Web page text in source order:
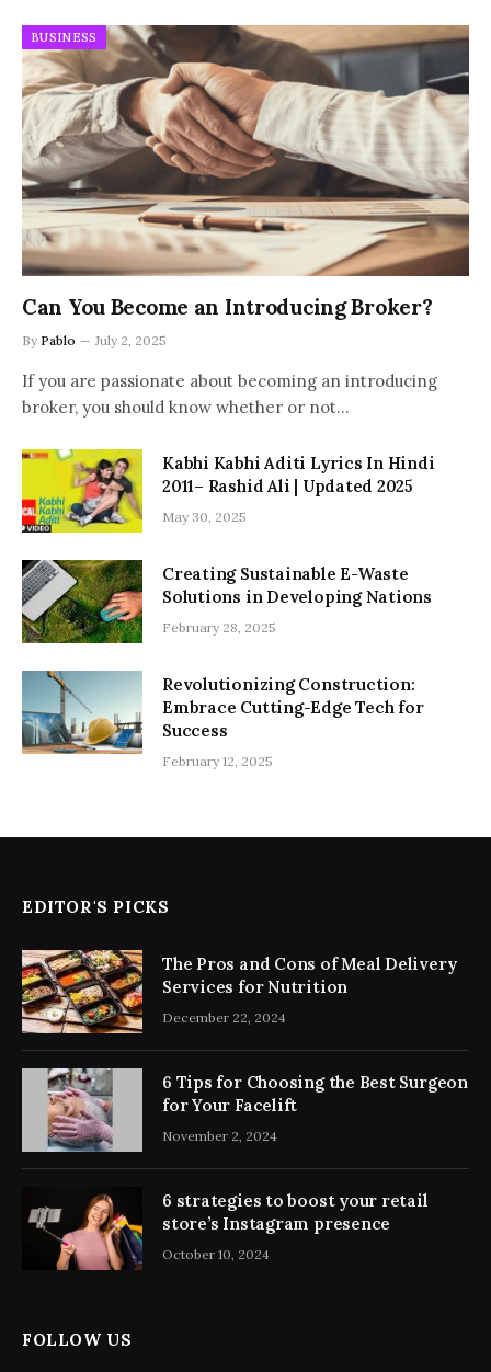
BUSINESS
Can You Become an Introducing Broker?
By Pablo July 2, 2025
If you are passionate about becoming an introducing
broker, you should know whether or not…
Kabhi Kabhi Aditi Lyrics In Hindi
2011– Rashid Ali | Updated 2025
May 30, 2025
Creating Sustainable E-Waste
Solutions in Developing Nations
February 28, 2025
Revolutionizing Construction:
Embrace Cutting-Edge Tech for
Success
February 12, 2025
EDITOR'S PICKS
The Pros and Cons of Meal Delivery
Services for Nutrition
December 22, 2024
6 Tips for Choosing the Best Surgeon
for Your Facelift
November 2, 2024
6 strategies to boost your retail
store’s Instagram presence
October 10, 2024
FOLLOW US